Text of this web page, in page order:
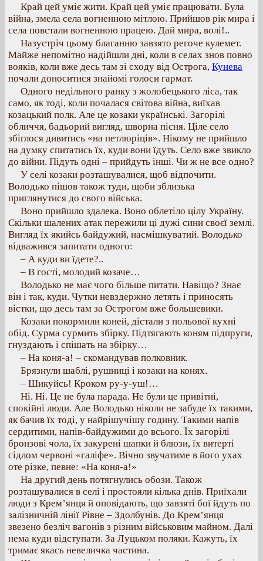
Край цей уміє жити. Край цей уміє працювати. Була
війна, змела села вогненною мітлою. Прийшов рік мира і
села повстали вогненною працею. Дай мира, волі!..
Назустріч цьому благанню завзято регоче кулемет.
Майже непомітно надійшли дні, коли в селах знов повно
вояків, коли вже десь там зі сходу від Острога, Кунева
почали доноситися знайомі голоси гармат.
Одного недільного ранку з жолобецького ліса, так
само, як тоді, коли почалася світова війна, виїхав
козацький полк. Але це козаки українські. Загорілі
обличчя, бадьорий вигляд, шворна пісня. Ціле село
збіглося дивитись «на петлюріців». Нікому не прийшло
на думку спитатись їх, куди вони їдуть. Село вже звикло
до війни. Підуть одні – прийдуть інші. Чи ж не все одно?
У селі козаки розташувалися, щоб відпочити.
Володько пішов також туди, щоби зблизька
приглянутися до свого війська.
Воно прийшло здалека. Воно облетіло цілу Україну.
Скільки шалених атак пережили ці дужі сини своєї землі.
Вигляд їх якийсь байдужий, насмішкуватий. Володько
відважився запитати одного:
– А куди ви їдете?..
– В гості, молодий козаче…
Володько не має чого більше питати. Навіщо? Знає
він і так, куди. Чутки невздержно летять і приносять
вістки, що десь там за Острогом вже большевики.
Козаки покормили коней, дістали з польової кухні
обід. Сурма сурмить збірку. Підтягають коням підпруги,
гнуздають і спішать на збірку…
– На коня-а! – скомандував полковник.
Брязнули шаблі, рушниці і козаки на конях.
– Шикуйсь! Кроком ру-у-уш!…
Ні. Ні. Це не була парада. Не були це привітні,
спокійні люди. Але Володько ніколи не забуде їх такими,
як бачив їх тоді, у найрішучішу годину. Такими напів
сердитими, напів-байдужими до всього. Їх загорілі
бронзові чола, їх закурені шапки й блюзи, їх витерті
сідлом червоні «галіфе». Вічно звучатиме в його ухах
оте різке, певне: «На коня-а!»
На другий день потягнулись обози. Також
розташувалися в селі і простояли кілька днів. Приїхали
люди з Крем’янця й оповідають, що завзяті бої йдуть по
залізничній лінії Рівне – Здолбунів. До Крем’янця
звезено безліч вагонів з різним військовим майном. Далі
нема куди відступати. За Луцьком поляки. Кажуть, їх
тримає якась невеличка частина.